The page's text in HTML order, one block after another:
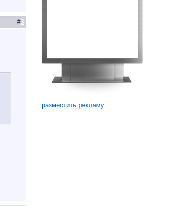
#3
разместить рекламу